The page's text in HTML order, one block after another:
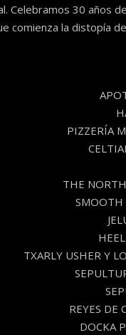
Celebramos 30 años
comienza la distopía
PIZZERÍA
THE
SMOOTH
TXARLY USHER Y
REYES DE
DOCKA